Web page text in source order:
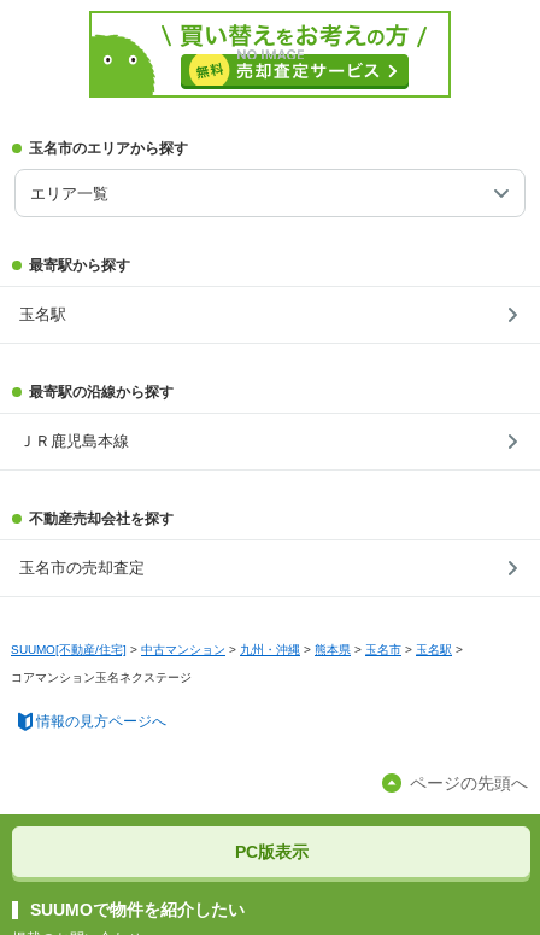
玉名市のエリアから探す
エリア一覧
最寄駅から探す
玉名駅
最寄駅の沿線から探す
ＪＲ鹿児島本線
不動産売却会社を探す
玉名市の売却査定
SUUMO[不動産/住宅] > 中古マンション > 九州・沖縄 > 熊本県 > 玉名市 > 玉名駅 >
コアマンション玉名ネクステージ
情報の見方ページへ
ページの先頭へ
PC版表示
SUUMOで物件を紹介したい